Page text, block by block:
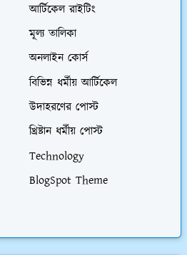
আর্টিকেল রাইটিং
মূল্য তালিকা
অনলাইন কোর্স
বিভিন্ন ধর্মীয় আর্টিকেল
উদাহরণের পোস্ট
খ্রিষ্টান ধর্মীয় পোস্ট
Technology
BlogSpot Theme